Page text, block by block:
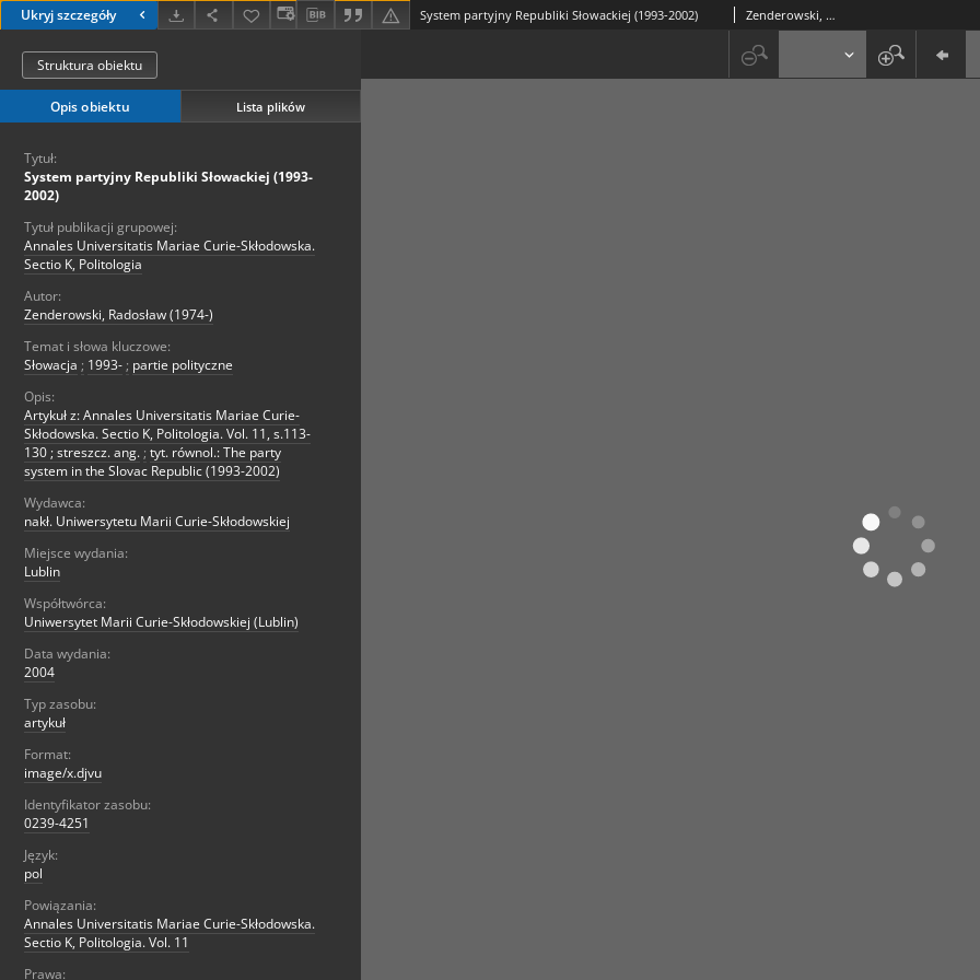
Ukryj szczegóły System partyjny Republiki Słowackiej (1993-2002) Zenderowski, Radosław (1974-)
Struktura obiektu
Opis obiektu Lista plików
Tytuł:
System partyjny Republiki Słowackiej (1993-
2002)
Tytuł publikacji grupowej:
Annales Universitatis Mariae Curie-Skłodowska.
Sectio K, Politologia
Autor:
Zenderowski, Radosław (1974-)
Temat i słowa kluczowe:
Słowacja ; 1993- ; partie polityczne
Opis:
Artykuł z: Annales Universitatis Mariae Curie-
Skłodowska. Sectio K, Politologia. Vol. 11, s.113-
130 ; streszcz. ang. ; tyt. równol.: The party
system in the Slovac Republic (1993-2002)
Wydawca:
nakł. Uniwersytetu Marii Curie-Skłodowskiej
Miejsce wydania:
Lublin
Współtwórca:
Uniwersytet Marii Curie-Skłodowskiej (Lublin)
Data wydania:
2004
Typ zasobu:
artykuł
Format:
image/x.djvu
Identyfikator zasobu:
0239-4251
Język:
pol
Powiązania:
Annales Universitatis Mariae Curie-Skłodowska.
Sectio K, Politologia. Vol. 11
Prawa: